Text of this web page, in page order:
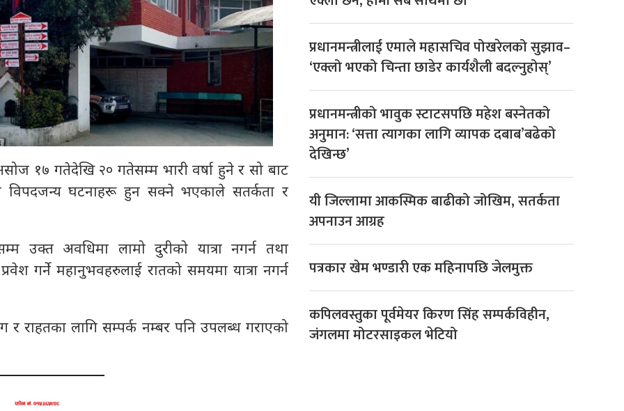
१७ गतेदेखि २० गतेसम्म भारी वर्षा हुने र सो बाट
विपदजन्य घटनाहरू हुन सक्ने भएकाले सतर्कता र
उक्त अवधिमा लामो दुरीको यात्रा नगर्न तथा
गर्ने महानुभवहरुलाई रातको समयमा यात्रा नगर्न
राहतका लागि सम्पर्क नम्बर पनि उपलब्ध गराएको
प्रधानमन्त्रीलाई एमाले महासचिव पोखरेलको सुझाव–
‘एक्लो भएको चिन्ता छाडेर कार्यशैली बदल्नुहोस्’
प्रधानमन्त्रीको भावुक स्टाटसपछि महेश बस्नेतको
अनुमान: ‘सत्ता त्यागका लागि व्यापक दबाब’बढेको
देखिन्छ’
यी जिल्लामा आकस्मिक बाढीको जोखिम, सतर्कता
अपनाउन आग्रह
पत्रकार खेम भण्डारी एक महिनापछि जेलमुक्त
कपिलवस्तुका पूर्वमेयर किरण सिंह सम्पर्कविहीन,
जंगलमा मोटरसाइकल भेटियो